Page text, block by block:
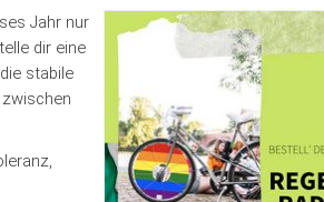
Jahr nur
dir eine
stabile